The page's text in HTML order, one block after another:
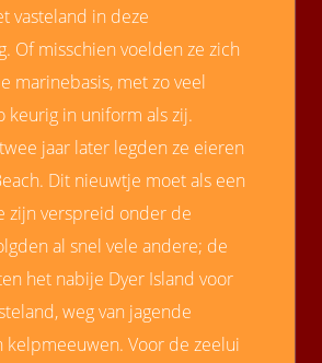
vasteland in deze
Of misschien voelden ze zich
marinebasis, met zo veel
keurig in uniform als zij.
jaar later legden ze eieren
Dit nieuwtje moet als een
zijn verspreid onder de
al snel vele andere; de
het nabije Dyer Island voor
weg van jagende
kelpmeeuwen. Voor de zeelui